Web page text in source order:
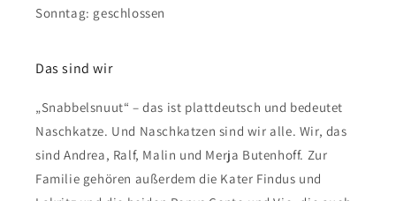
Sonntag: geschlossen
Das sind wir
„Snabbelsnuut“ – das ist plattdeutsch und bedeutet
Naschkatze. Und Naschkatzen sind wir alle. Wir, das
sind Andrea, Ralf, Malin und Merja Butenhoff. Zur
Familie gehören außerdem die Kater Findus und